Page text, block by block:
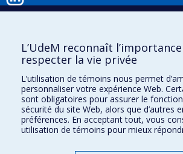
Instagram
Facebook
L’UdeM reconnaît
respecter la vie privée
L’utilisation de témoins nous permet
personnaliser votre expérience Web.
sont obligatoires pour assurer le
sécurité du site Web, alors que d’autres
préférences. En acceptant tout, vous
utilisation de témoins pour mieux